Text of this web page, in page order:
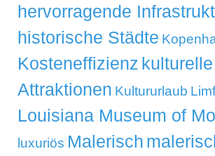
hervorragende
historische Städte
Kosteneffizienz kulturelle
Attraktionen Kultururlaub
Louisiana Museum of
luxuriös Malerisch